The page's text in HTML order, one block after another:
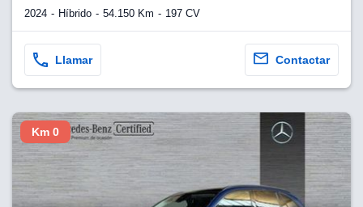
2024 Híbrido 54.150 Km 197 CV
Llamar Contactar
Km 0